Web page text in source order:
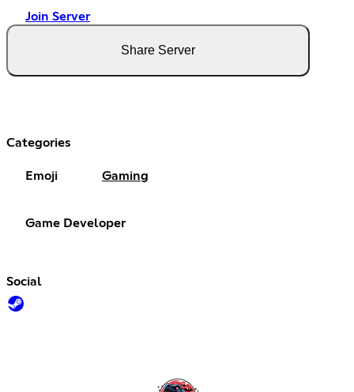
Join Server
Share Server
Categories
Emoji Gaming
Game Developer
Social